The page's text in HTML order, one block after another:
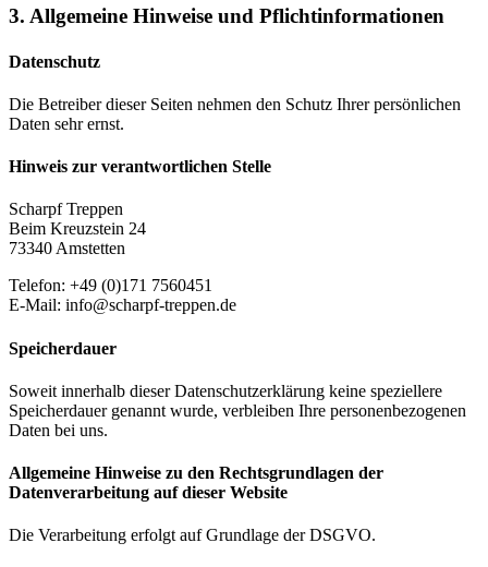
3. Allgemeine Hinweise und Pflicht­informationen
Datenschutz
Die Betreiber dieser Seiten nehmen den Schutz Ihrer persönlichen
Daten sehr ernst.
Hinweis zur verantwortlichen Stelle
Scharpf Treppen
Beim Kreuzstein 24
73340 Amstetten
Telefon: +49 (0)171 7560451
E-Mail: info@scharpf-treppen.de
Speicherdauer
Soweit innerhalb dieser Datenschutzerklärung keine speziellere
Speicherdauer genannt wurde, verbleiben Ihre personenbezogenen
Daten bei uns.
Allgemeine Hinweise zu den Rechtsgrundlagen der
Datenverarbeitung auf dieser Website
Die Verarbeitung erfolgt auf Grundlage der DSGVO.